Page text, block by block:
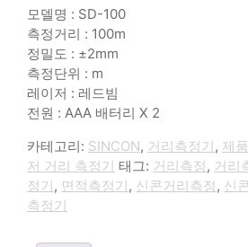
모델명 : SD-100
측정거리 : 100m
정밀도 : ±2mm
측정단위 : m
레이저 : 레드빔
전원 : AAA 배터리 X 2
카테고리: SINCON, 거리측정기, 제
저 거리 측정기 태그: 거리측정, 거리
정기, 면적측정기, 신콘거리측정, 신
측정기